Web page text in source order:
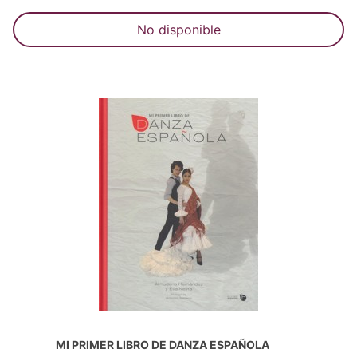
No disponible
MI PRIMER LIBRO DE DANZA ESPAÑOLA